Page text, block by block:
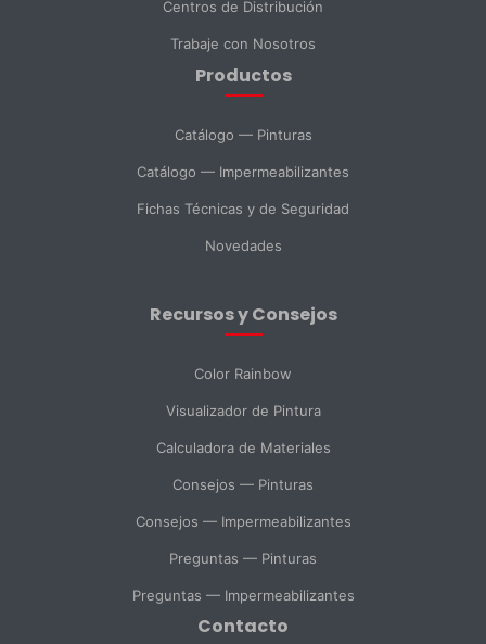
SELECCIONAR DEPARTAMENTO
Soporte Técnico Compras
Consulta General
Enviar Mensaje
Centros de Distribución
Trabaje con Nosotros
Productos
Catálogo — Pinturas
Catálogo — Impermeabilizantes
Fichas Técnicas y de Seguridad
Novedades
Recursos y Consejos
Color Rainbow
Visualizador de Pintura
Calculadora de Materiales
Consejos — Pinturas
Consejos — Impermeabilizantes
Preguntas — Pinturas
Preguntas — Impermeabilizantes
Contacto